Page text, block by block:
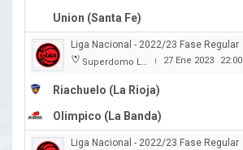
Union (Santa Fe)
Liga Nacional - 2022/23 Fase Regular
Superdomo La Rioja | 27 Ene 2023 22:00
Riachuelo (La Rioja)
Olimpico (La Banda)
Liga Nacional - 2022/23 Fase Regular